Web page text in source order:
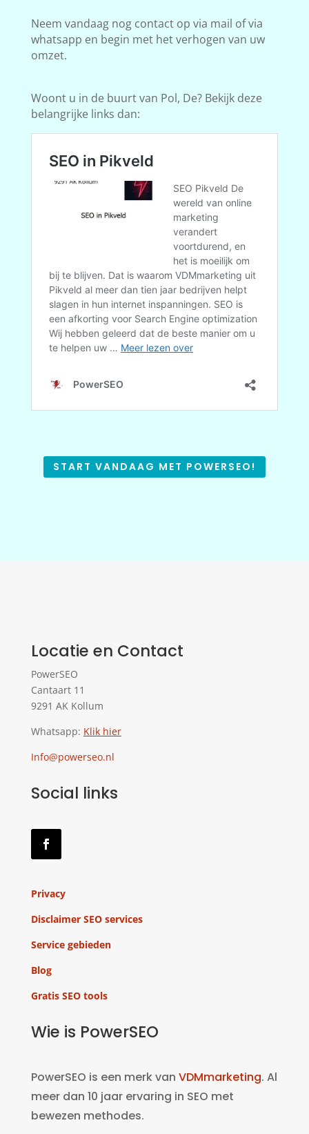
Neem vandaag nog contact op via mail of via
whatsapp en begin met het verhogen van uw
omzet.
Woont u in de buurt van Pol, De? Bekijk deze
belangrijke links dan:
START VANDAAG MET POWERSEO!
Locatie en Contact
PowerSEO
Cantaart 11
9291 AK Kollum
Whatsapp: Klik hier
Info@powerseo.nl
Social links
Privacy
Disclaimer SEO services
Service gebieden
Blog
Gratis SEO tools
Wie is PowerSEO
PowerSEO is een merk van VDMmarketing. Al
meer dan 10 jaar ervaring in SEO met
bewezen methodes.